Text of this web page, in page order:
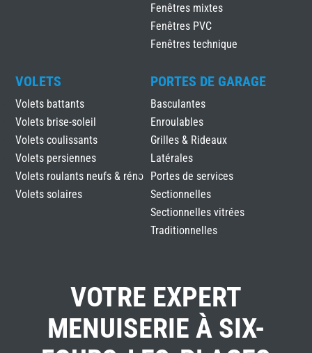
Fenêtres mixtes
Fenêtres PVC
Fenêtres technique
VOLETS
Volets battants
Volets brise-soleil
Volets coulissants
Volets persiennes
Volets roulants neufs & réno
Volets solaires
PORTES DE GARAGE
Basculantes
Enroulables
Grilles & Rideaux
Latérales
Portes de services
Sectionnelles
Sectionnelles vitrées
Traditionnelles
VOTRE EXPERT
MENUISERIE À SIX-